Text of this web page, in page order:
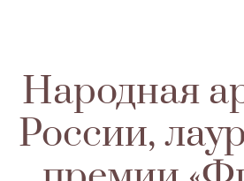
Народная
России,